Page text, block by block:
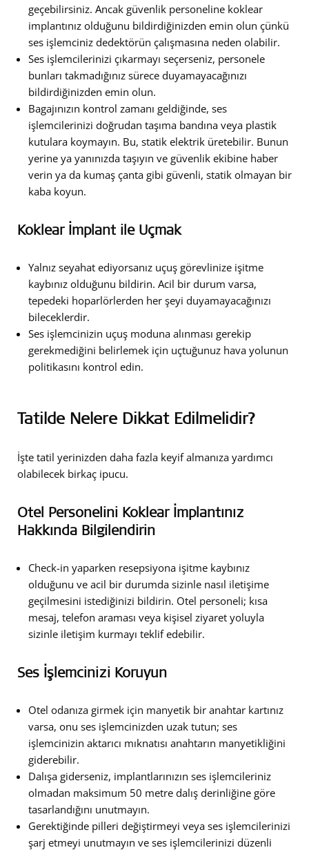
geçebilirsiniz. Ancak güvenlik personeline koklear
implantınız olduğunu bildirdiğinizden emin olun çünkü
ses işlemciniz dedektörün çalışmasına neden olabilir.
Ses işlemcilerinizi çıkarmayı seçerseniz, personele
bunları takmadığınız sürece duyamayacağınızı
bildirdiğinizden emin olun.
Bagajınızın kontrol zamanı geldiğinde, ses
işlemcilerinizi doğrudan taşıma bandına veya plastik
kutulara koymayın. Bu, statik elektrik üretebilir. Bunun
yerine ya yanınızda taşıyın ve güvenlik ekibine haber
verin ya da kumaş çanta gibi güvenli, statik olmayan bir
kaba koyun.
Koklear İmplant ile Uçmak
Yalnız seyahat ediyorsanız uçuş görevlinize işitme
kaybınız olduğunu bildirin. Acil bir durum varsa,
tepedeki hoparlörlerden her şeyi duyamayacağınızı
bileceklerdir.
Ses işlemcinizin uçuş moduna alınması gerekip
gerekmediğini belirlemek için uçtuğunuz hava yolunun
politikasını kontrol edin.
Tatilde Nelere Dikkat Edilmelidir?
İşte tatil yerinizden daha fazla keyif almanıza yardımcı
olabilecek birkaç ipucu.
Otel Personelini Koklear İmplantınız
Hakkında Bilgilendirin
Check-in yaparken resepsiyona işitme kaybınız
olduğunu ve acil bir durumda sizinle nasıl iletişime
geçilmesini istediğinizi bildirin. Otel personeli; kısa
mesaj, telefon araması veya kişisel ziyaret yoluyla
sizinle iletişim kurmayı teklif edebilir.
Ses İşlemcinizi Koruyun
Otel odanıza girmek için manyetik bir anahtar kartınız
varsa, onu ses işlemcinizden uzak tutun; ses
işlemcinizin aktarıcı mıknatısı anahtarın manyetikliğini
giderebilir.
Dalışa giderseniz, implantlarınızın ses işlemcileriniz
olmadan maksimum 50 metre dalış derinliğine göre
tasarlandığını unutmayın.
Gerektiğinde pilleri değiştirmeyi veya ses işlemcilerinizi
şarj etmeyi unutmayın ve ses işlemcilerinizi düzenli